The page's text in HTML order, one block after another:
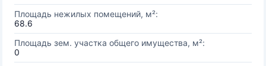
Площадь нежилых помещений, м²:
68.6
Площадь зем. участка общего имущества, м²:
0